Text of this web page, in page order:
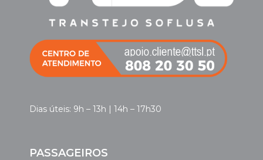
Dias úteis: 9h – 13h | 14h – 17h30
PASSAGEIROS